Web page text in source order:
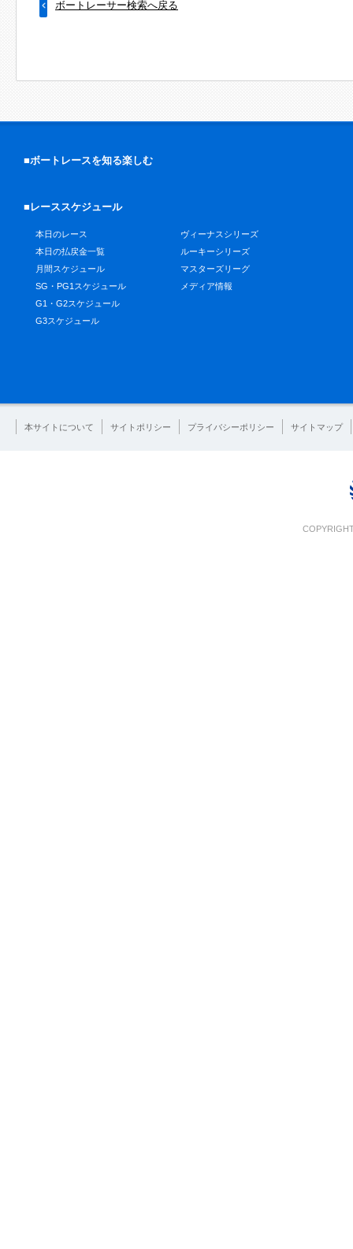
ボートレーサー検索へ戻る
■ボートレースを知る楽しむ
■レーススケジュール
本日のレース
本日の払戻金一覧
月間スケジュール
SG・PG1スケジュール
G1・G2スケジュール
G3スケジュール
ヴィーナスシリーズ
ルーキーシリーズ
マスターズリーグ
メディア情報
本サイトについて サイトポリシー プライバシーポリシー サイトマップ